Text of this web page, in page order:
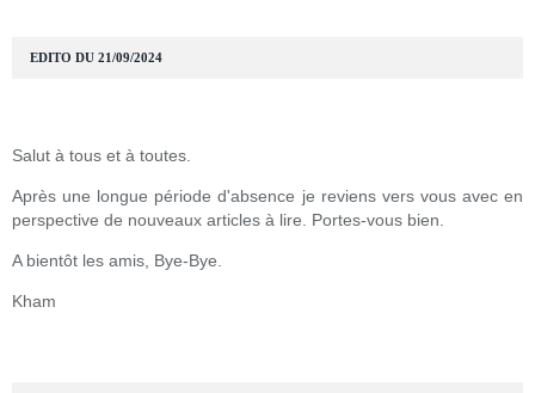
EDITO DU 21/09/2024
Salut à tous et à toutes.
Après une longue période d'absence je reviens vers vous avec en
perspective de nouveaux articles à lire. Portes-vous bien.
A bientôt les amis, Bye-Bye.
Kham